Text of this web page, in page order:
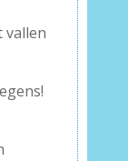
vallen